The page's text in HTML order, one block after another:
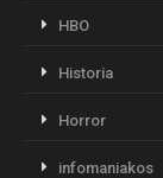
HBO
Historia
Horror
infomaniakos